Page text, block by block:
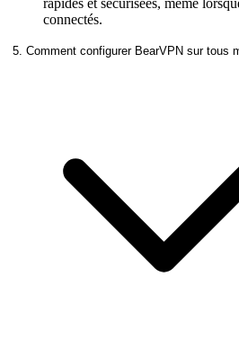
rapides et sécurisées, même
connectés.
5. Comment configurer BearVPN sur tous